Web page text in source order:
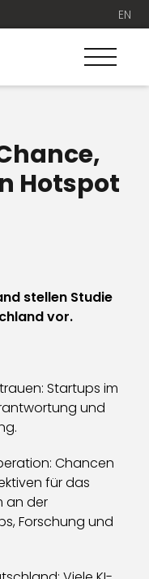
EN
Hotspot
stellen Studie
vor.
Startups im
und
Chancen
für das
an der
Forschung und